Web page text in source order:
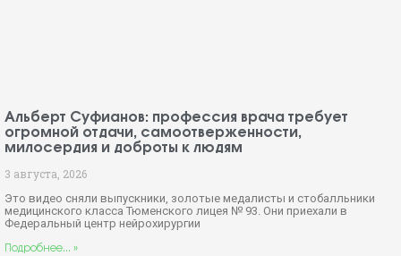
Альберт Суфианов: профессия врача требует
огромной отдачи, самоотверженности,
милосердия и доброты к людям
3 августа, 2026
Это видео сняли выпускники, золотые медалисты и стобалльники
медицинского класса Тюменского лицея № 93. Они приехали в
Федеральный центр нейрохирургии
Подробнее... »